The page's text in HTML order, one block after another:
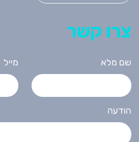
צרו קשר
שם מלא מייל
הודעה